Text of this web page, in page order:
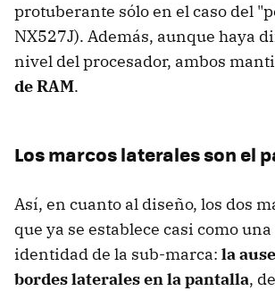
protuberante sólo en el caso del
NX527J). Además, aunque haya
nivel del procesador, ambos
de RAM.
Los marcos laterales son el
Así, en cuanto al diseño, los dos
que ya se establece casi como
identidad de la sub-marca: la
bordes laterales en la pantalla,